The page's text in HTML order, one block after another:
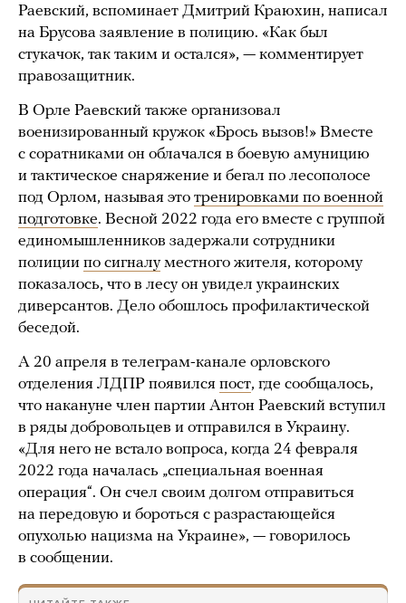
Раевский, вспоминает Дмитрий Краюхин, написал
на Брусова заявление в полицию. «Как был
стукачок, так таким и остался», — комментирует
правозащитник.
В Орле Раевский также организовал
военизированный кружок «Брось вызов!» Вместе
с соратниками он облачался в боевую амуницию
и тактическое снаряжение и бегал по лесополосе
под Орлом, называя это тренировками по военной
подготовке. Весной 2022 года его вместе с группой
единомышленников задержали сотрудники
полиции по сигналуместного жителя, которому
показалось, что в лесу он увидел украинских
диверсантов. Дело обошлось профилактической
беседой.
А 20 апреля в телеграм-канале орловского
отделения ЛДПР появился пост, где сообщалось,
что накануне член партии Антон Раевский вступил
в ряды добровольцев и отправился в Украину.
«Для него не встало вопроса, когда 24 февраля
2022 года началась „специальная военная
операция“. Он счел своим долгом отправиться
на передовую и бороться с разрастающейся
опухолью нацизма на Украине», — говорилось
в сообщении.